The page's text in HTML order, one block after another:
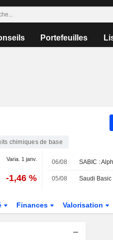
Portefeuilles
chimiques de base
Varia. 1 janv.
-1,46 %
06/08
05/08
Finances Valorisation